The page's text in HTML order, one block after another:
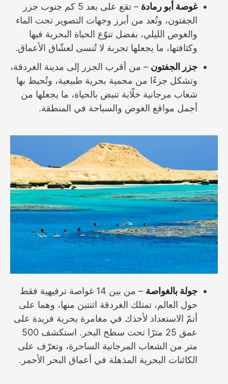
غوصة أبو رمادة
– تقع على بعد 5 كم جنوب جزر
الجفتون، وتُعد من أبرز وجهات التصوير تحت الماء
والغوص الليلي، بفضل تنوّع الحياة البحرية فيها
وكثافتها، ما يجعلها تجربة لا تُنسى لعشّاق الأعماق.
جزر الجفتون – من أقرب الجزر إلى مدينة الغردقة،
وتشكل جزءًا من محمية بحرية طبيعية، وتُحيط بها
شعاب مرجانية خلّابة تنبض بالحياة، ما يجعلها من
أجمل مواقع الغوص والسباحة في المنطقة.
جولة بالغواصة
– من بين 14 غواصة ترفيهية فقط
حول العالم، تمتلك الغردقة اثنتين منها، وهما على
أتمّ الاستعداد لأخذك في مغامرة بحرية فريدة على
عمق 25 مترًا تحت سطح البحر. استكشف 500
متر من الشعاب المرجانية الساحرة، وتعرّف على
الكائنات البحرية المذهلة في أعماق البحر الأحمر.